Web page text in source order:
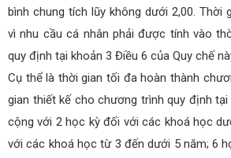
bình chung tích lũy không dưới 2,00. Thời
vì nhu cầu cá nhân phải được tính vào
quy định tại khoản 3 Điều 6 của Quy chế
Cụ thể là thời gian tối đa hoàn thành
gian thiết kế cho chương trình quy định tại
cộng với 2 học kỳ đối với các khoá học
với các khoá học từ 3 đến dưới 5 năm; 6